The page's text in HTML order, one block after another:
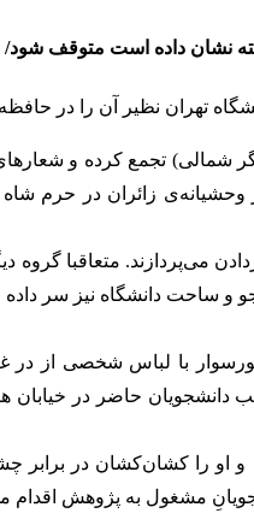
نشان داده است متوقف شود/
زائران در حرم
می‌پردازند. متعاقبا گروه
حدود ساعت ۱۷:۳۰ تا ۱۸ با ورود و
دانشجویان حاضر در
و او را کشان‌کشان در
مشغول به پژوهش اقدام